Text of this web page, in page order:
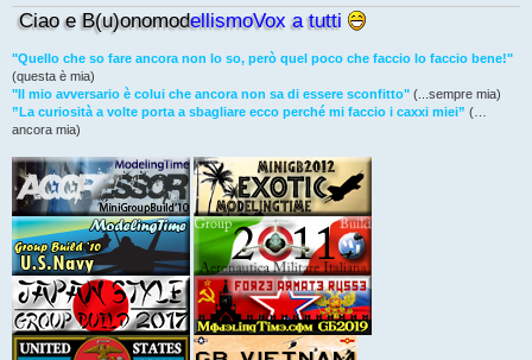
o
Ciao e B(u)onomodellismoVox a tutti
"Quello che so fare ancora non lo so, però quel poco che faccio lo faccio bene!"
(questa è mia)
"Il mio avversario è colui che ancora non sa di essere sconfitto" (...sempre mia)
”La curiosità a volte porta a sbagliare ecco perché mi faccio i caxxi miei” (…
ancora mia)